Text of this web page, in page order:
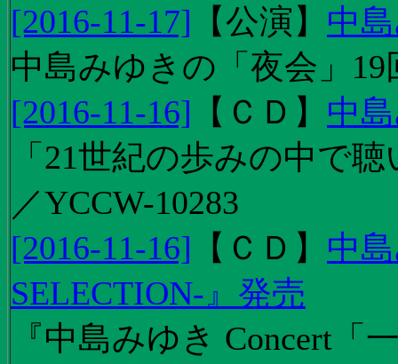
[2016-11-17] 【公演 】 中
中島みゆきの「夜会」
[2016-11-16] 【 ＣＤ 】 中
「21世紀の歩みの中で
／YCCW-10283
[2016-11-16] 【 ＣＤ 】 中
SELECTION-』発売
『中島みゆき Concert